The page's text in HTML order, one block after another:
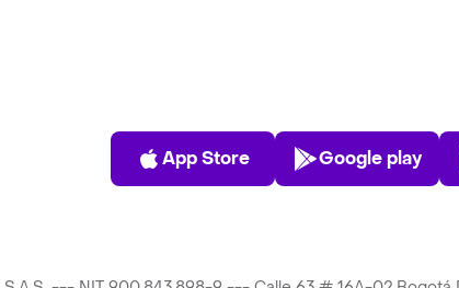
App Store
App Store
Play Store
Google play